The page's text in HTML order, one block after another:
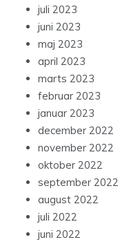
juli 2023
juni 2023
maj 2023
april 2023
marts 2023
februar 2023
januar 2023
december 2022
november 2022
oktober 2022
september 2022
august 2022
juli 2022
juni 2022